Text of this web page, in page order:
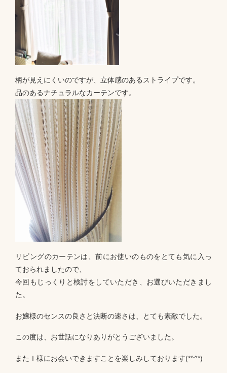
柄が見えにくいのですが、立体感のあるストライプです。
品のあるナチュラルなカーテンです。
リビングのカーテンは、前にお使いのものをとても気に入っ
ておられましたので、
今回もじっくりと検討をしていただき、お選びいただきまし
た。
お嬢様のセンスの良さと決断の速さは、とても素敵でした。
この度は、お世話になりありがとうございました。
またＩ様にお会いできますことを楽しみしております(*^^*)